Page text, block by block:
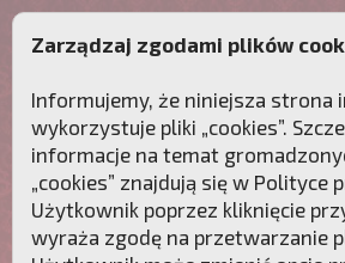
Zarządzaj zgodami plików
Informujemy, że niniejsza strona
wykorzystuje pliki „cookies”.
informacje na temat
„cookies” znajdują się w Polityce
Użytkownik poprzez kliknięcie
wyraża zgodę na przetwarzanie